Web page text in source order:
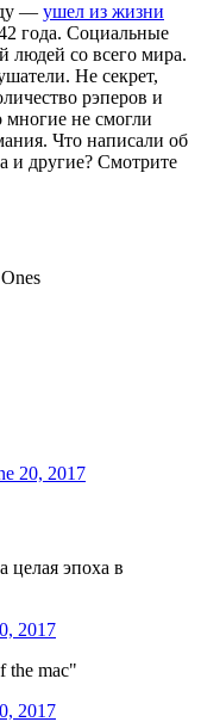
— ушел из жизни
года. Социальные
людей со всего мира.
Не секрет,
рэперов и
многие не смогли
Что написали об
и другие? Смотрите
20, 2017
целая эпоха в
2017
the mac"
2017